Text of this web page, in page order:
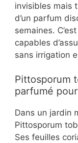
invisibles mais
d’un parfum
semaines.
capables
sans irrigation
Pittosporum
parfumé
Dans un jardin
Pittosporum
Ses feuilles